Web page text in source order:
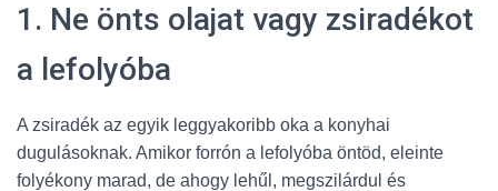
1. Ne önts olajat vagy zsiradékot
a lefolyóba
A zsiradék az egyik leggyakoribb oka a konyhai
dugulásoknak. Amikor forrón a lefolyóba öntöd, eleinte
folyékony marad, de ahogy lehűl, megszilárdul és